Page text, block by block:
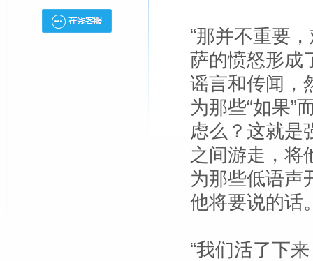
“那并不重要
萨的愤怒形成
谣言和传闻，
为那些“如果”
虑么？这就是
之间游走，将
为那些低语声
他将要说的话
“我们活了下